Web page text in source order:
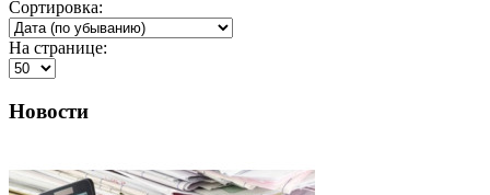
Сортировка:
На странице:
Новости